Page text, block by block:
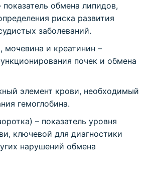
показатель обмена липидов,
риска развития
заболеваний.
мочевина и креатинин –
почек и обмена
элемент крови, необходимый
гемоглобина.
– показатель уровня
ключевой для диагностики
нарушений обмена